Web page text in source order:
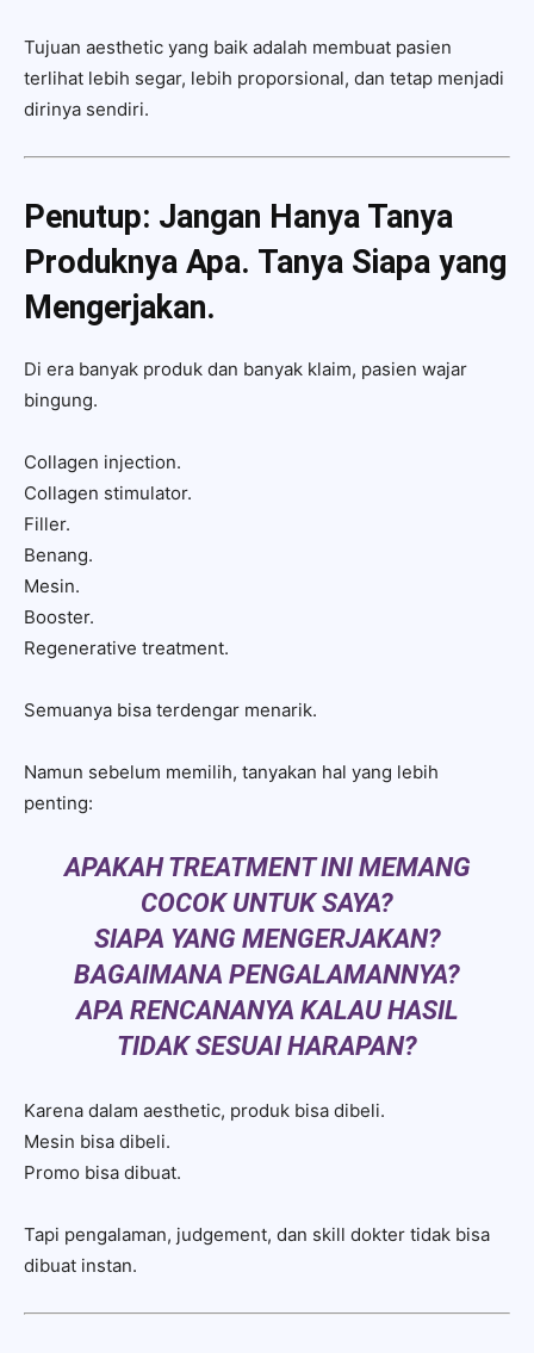
Tujuan aesthetic yang baik adalah membuat pasien
terlihat lebih segar, lebih proporsional, dan tetap menjadi
dirinya sendiri.
Penutup: Jangan Hanya Tanya
Produknya Apa. Tanya Siapa yang
Mengerjakan.
Di era banyak produk dan banyak klaim, pasien wajar
bingung.
Collagen injection.
Collagen stimulator.
Filler.
Benang.
Mesin.
Booster.
Regenerative treatment.
Semuanya bisa terdengar menarik.
Namun sebelum memilih, tanyakan hal yang lebih
penting:
APAKAH TREATMENT INI MEMANG
COCOK UNTUK SAYA?
SIAPA YANG MENGERJAKAN?
BAGAIMANA PENGALAMANNYA?
APA RENCANANYA KALAU HASIL
TIDAK SESUAI HARAPAN?
Karena dalam aesthetic, produk bisa dibeli.
Mesin bisa dibeli.
Promo bisa dibuat.
Tapi pengalaman, judgement, dan skill dokter tidak bisa
dibuat instan.